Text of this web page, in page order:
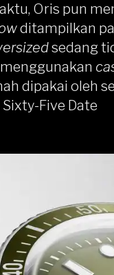
Oris pun
ditampilkan
sedang
dipakai oleh
Five Date